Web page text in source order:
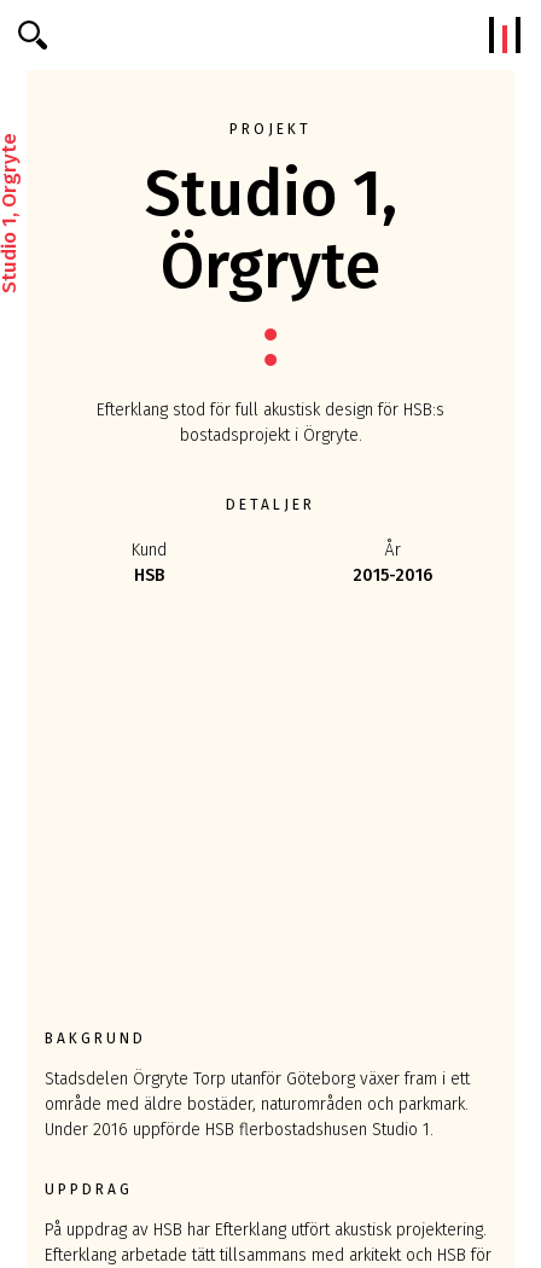
Efterklang
Örgryte
PROJEKT
Studio 1,
Örgryte
Efterklang stod för full akustisk design för HSB:s
bostadsprojekt i Örgryte.
DETALJER
Kund
HSB
År
2015-2016
BAKGRUND
Stadsdelen Örgryte Torp utanför Göteborg växer fram i ett
område med äldre bostäder, naturområden och parkmark.
Under 2016 uppförde HSB flerbostadshusen Studio 1.
UPPDRAG
På uppdrag av HSB har Efterklang utfört akustisk projektering.
Efterklang arbetade tätt tillsammans med arkitekt och HSB för